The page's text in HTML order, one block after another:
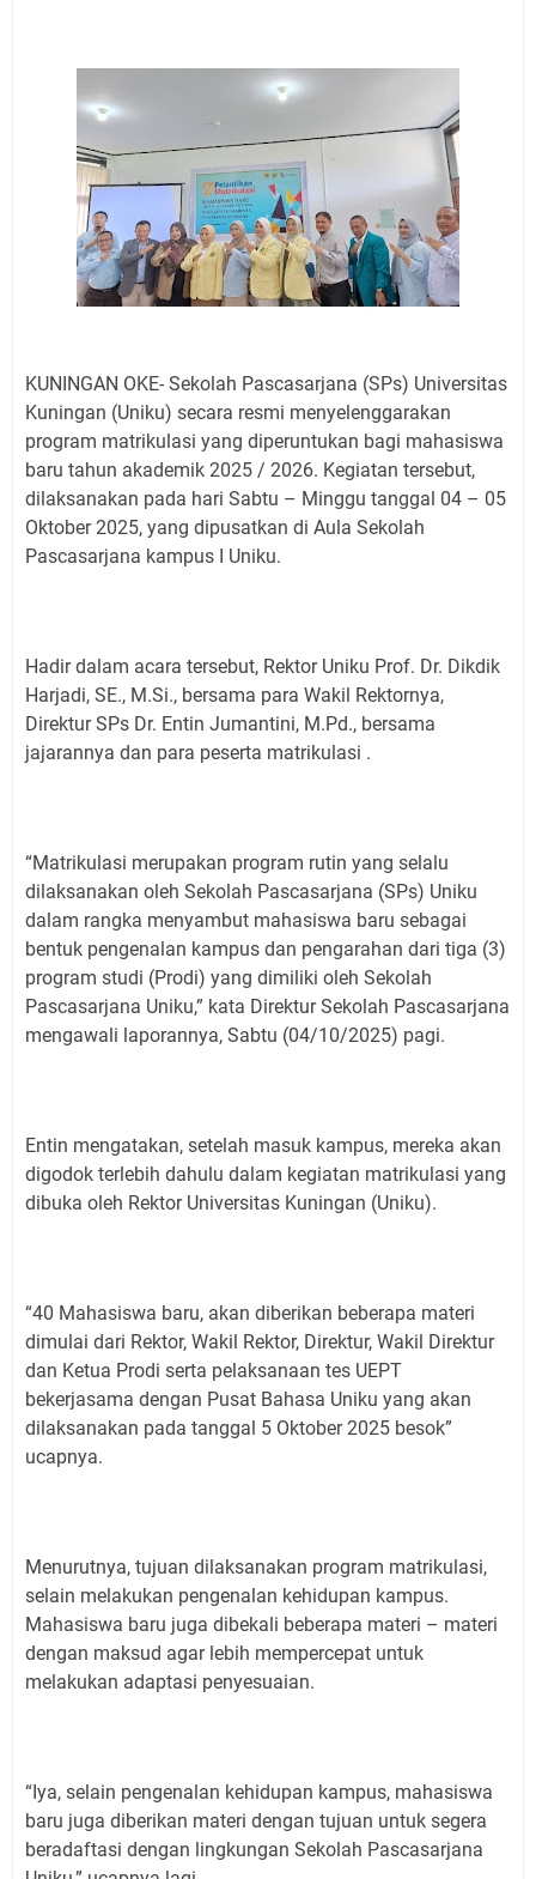
Warga Mulai Kesulitan Air Bersih Akibat Kekeringan,
Polres Kuningan dan PAM Tirta Kamuning Salurakan
12 Ribu Liter
Uniku Jadi Tuan Rumah Pendampingan Penyusunan
Dokumen SPMI
Sudahkah Kita Merdeka Dari Hawa Nafsu?
Info Sembako di Pasar Kepuh Kuningan Kamis 6
Agustus 2026, Daging Naik, Telur Turun
Ini Empat Lokasi Samsat Keliling Kuningan Jumat 7
Agustus 2026
KUNINGAN OKE- Sekolah Pascasarjana (SPs) Universitas
Kuningan (Uniku) secara resmi menyelenggarakan
program matrikulasi yang diperuntukan bagi mahasiswa
baru tahun akademik 2025 / 2026. Kegiatan tersebut,
dilaksanakan pada hari Sabtu – Minggu tanggal 04 – 05
Oktober 2025, yang dipusatkan di Aula Sekolah
Pascasarjana kampus I Uniku.
Hadir dalam acara tersebut, Rektor Uniku Prof. Dr. Dikdik
Harjadi, SE., M.Si., bersama para Wakil Rektornya,
Direktur SPs Dr. Entin Jumantini, M.Pd., bersama
jajarannya dan para peserta matrikulasi .
“Matrikulasi merupakan program rutin yang selalu
dilaksanakan oleh Sekolah Pascasarjana (SPs) Uniku
dalam rangka menyambut mahasiswa baru sebagai
bentuk pengenalan kampus dan pengarahan dari tiga (3)
program studi (Prodi) yang dimiliki oleh Sekolah
Pascasarjana Uniku,” kata Direktur Sekolah Pascasarjana
mengawali laporannya, Sabtu (04/10/2025) pagi.
Entin mengatakan, setelah masuk kampus, mereka akan
digodok terlebih dahulu dalam kegiatan matrikulasi yang
dibuka oleh Rektor Universitas Kuningan (Uniku).
“40 Mahasiswa baru, akan diberikan beberapa materi
dimulai dari Rektor, Wakil Rektor, Direktur, Wakil Direktur
dan Ketua Prodi serta pelaksanaan tes UEPT
bekerjasama dengan Pusat Bahasa Uniku yang akan
dilaksanakan pada tanggal 5 Oktober 2025 besok”
ucapnya.
Menurutnya, tujuan dilaksanakan program matrikulasi,
selain melakukan pengenalan kehidupan kampus.
Mahasiswa baru juga dibekali beberapa materi – materi
dengan maksud agar lebih mempercepat untuk
melakukan adaptasi penyesuaian.
“Iya, selain pengenalan kehidupan kampus, mahasiswa
baru juga diberikan materi dengan tujuan untuk segera
beradaftasi dengan lingkungan Sekolah Pascasarjana